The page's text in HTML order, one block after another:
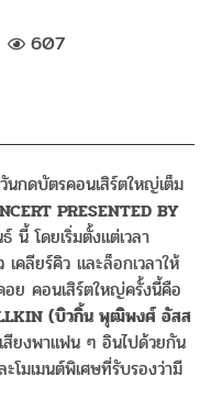
607
กดบัตรคอนเสิร์ตใหญ่เต็ม
PRESENTED BY
นี้ โดยเริ่มตั้งแต่เวลา
คลียร์คิว และล็อกเวลาให้
อย คอนเสิร์ตใหญ่ครั้งนี้คือ
(บิวกิ้น พุฒิพงศ์ อัสส
สียงพาแฟน ๆ อินไปด้วยกัน
โมเมนต์พิเศษที่รับรองว่ามี